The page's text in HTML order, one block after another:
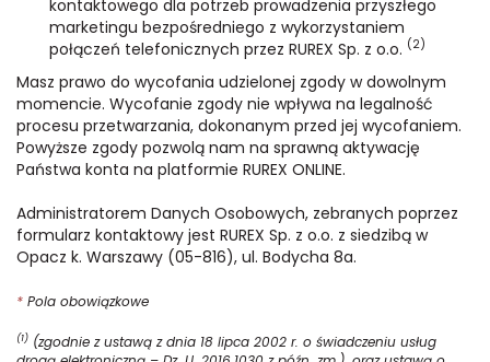
kontaktowego dla potrzeb prowadzenia przyszłego
marketingu bezpośredniego z wykorzystaniem
połączeń telefonicznych przez RUREX Sp. z o.o. (2)
Masz prawo do wycofania udzielonej zgody w dowolnym
momencie. Wycofanie zgody nie wpływa na legalność
procesu przetwarzania, dokonanym przed jej wycofaniem.
Powyższe zgody pozwolą nam na sprawną aktywację
Państwa konta na platformie RUREX ONLINE.
Administratorem Danych Osobowych, zebranych poprzez
formularz kontaktowy jest RUREX Sp. z o.o. z siedzibą w
Opacz k. Warszawy (05-816), ul. Bodycha 8a.
* Pola obowiązkowe
(1) (zgodnie z ustawą z dnia 18 lipca 2002 r. o świadczeniu usług